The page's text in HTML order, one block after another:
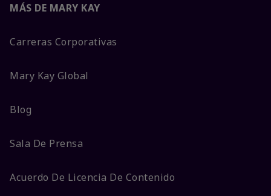
MÁS DE MARY KAY
Carreras Corporativas
Mary Kay Global
Blog
Sala De Prensa
Acuerdo De Licencia De Contenido